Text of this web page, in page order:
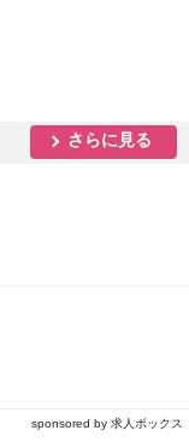
さらに見る
sponsored by 求人ボックス